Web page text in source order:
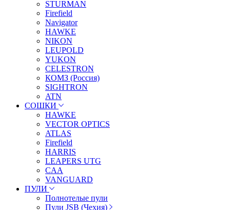
STURMAN
Firefield
Navigator
HAWKE
NIKON
LEUPOLD
YUKON
CELESTRON
КОМЗ (Россия)
SIGHTRON
ATN
СОШКИ
HAWKE
VECTOR OPTICS
ATLAS
Firefield
HARRIS
LEAPERS UTG
CAA
VANGUARD
ПУЛИ
Полнотелые пули
Пули JSB (Чехия)